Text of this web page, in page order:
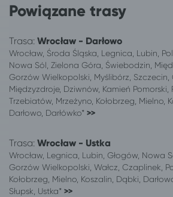
Bielsko-Biała*
Mielno
Bydgoszcz
Mielno
Bytom
Mielno
Ciechocinek
Mielno
Drobin
Mielno
Gliwice
Mielno
Gorzów Wielkopolski
Kutno
Mielno
Legnica
Mielno
Łódź
Mielno
Lubin
Mielno
Powiązane trasy
Trasa: Wrocław - Darłowo
Wrocław, Środa Śląska, Legnica, Lubin,
Nowa Sól, Zielona Góra, Świebodzin,
Gorzów Wielkopolski, Myślibórz, Szczecin,
Międzyzdroje, Dziwnów, Kamień Pomorski,
Trzebiatów, Mrzeżyno, Kołobrzeg, Mielno,
Darłowo, Darłówko* >>
Trasa: Wrocław - Ustka
Wrocław, Legnica, Lubin, Głogów, Nowa
Gorzów Wielkopolski, Wałcz, Czaplinek,
Kołobrzeg, Mielno, Koszalin, Dąbki,
Słupsk, Ustka* >>